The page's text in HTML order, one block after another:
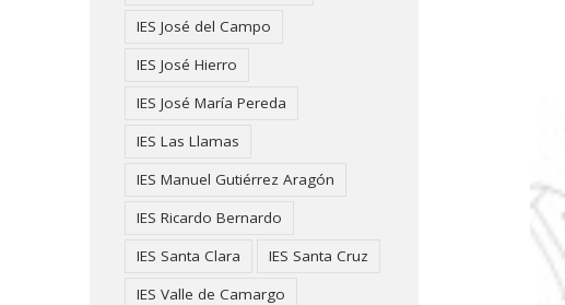
IES José del Campo
IES José Hierro
IES José María Pereda
IES Las Llamas
IES Manuel Gutiérrez Aragón
IES Ricardo Bernardo
IES Santa Clara
IES Santa Cruz
IES Valle de Camargo